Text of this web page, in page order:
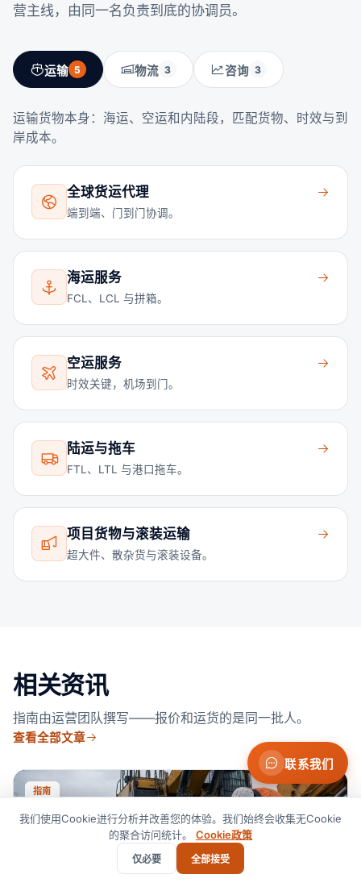
营主线，由同一名负责到底的协调员。
运输 5 物流 3 咨询 3
运输货物本身：海运、空运和内陆段，匹配货物、时效与到
岸成本。
全球货运代理
端到端、门到门协调。
海运服务
FCL、LCL 与拼箱。
空运服务
时效关键，机场到门。
陆运与拖车
FTL、LTL 与港口拖车。
项目货物与滚装运输
超大件、散杂货与滚装设备。
相关资讯
指南由运营团队撰写——报价和运货的是同一批人。
查看全部文章
指南
联系我们
我们使用Cookie进行分析并改善您的体验。我们始终会收集无Cookie
的聚合访问统计。 Cookie政策
仅必要 全部接受